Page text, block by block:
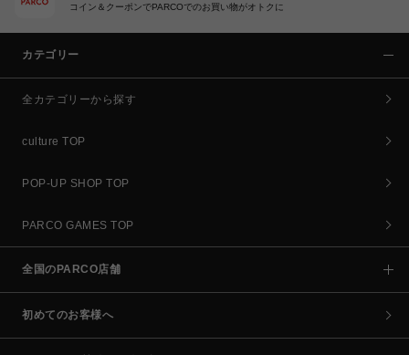
コイン＆クーポンでPARCOでのお買い物がオトクに
カテゴリー
全カテゴリーから探す
culture TOP
POP-UP SHOP TOP
PARCO GAMES TOP
全国のPARCO店舗
初めてのお客様へ